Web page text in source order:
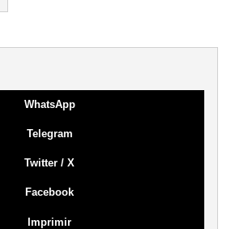
WhatsApp
Telegram
Twitter / X
Facebook
Imprimir